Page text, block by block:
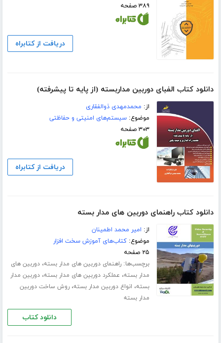
۳۸۹ صفحه
دریافت از کتابراه
دانلود کتاب الفبای دوربین مداربسته (از پایه تا پیشرفته)
از: محمدمهدی ذوالفقاری
موضوع:سیستم‌های امنیتی و حفاظتی
۳۰۳ صفحه
دریافت از کتابراه
دانلود کتاب راهنمای دوربین های مدار بسته
از: امیر محمد اطمینان
موضوع:کتاب‌های آموزش سخت افزار
۲۵ صفحه
برچسب‌ها:راهنمای دوربین های مدار بسته،دوربین های
مدار بسته، عملکرد دوربین های مدار بسته،دوربین مدار
بسته، انواع دوربین مدار بسته،روش ساخت دوربین
مدار بسته
دانلود کتاب